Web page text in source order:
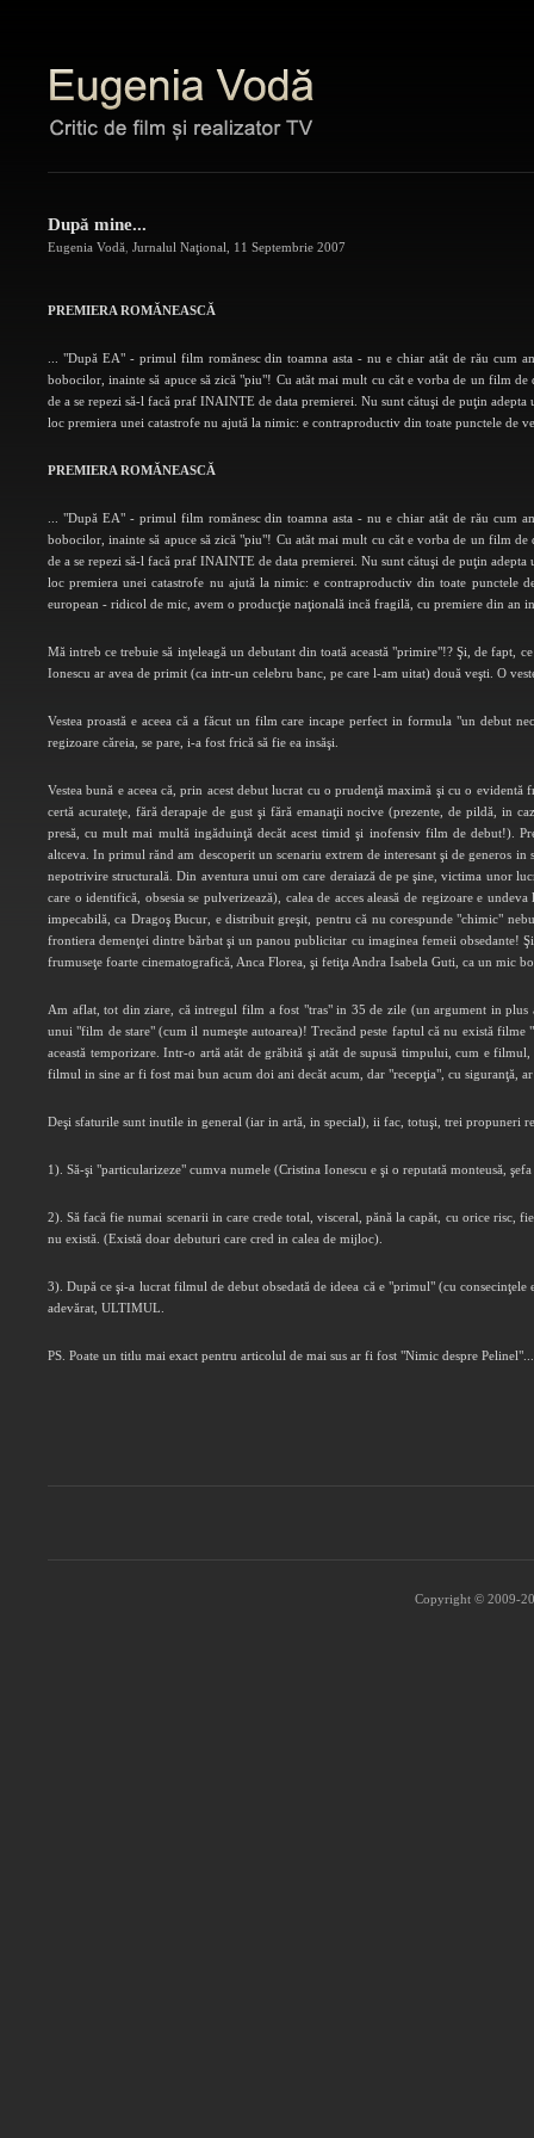
După mine...
Eugenia Vodă Jurnalul Naţional 11 Septembrie 2007
PREMIERA ROMĂNEASCĂ
... "După EA" - primul film romănesc din toamna asta - nu e chiar atăt de rău cum
bobocilor, inainte să apuce să zică "piu"! Cu atăt mai mult cu căt e vorba de un film
de a se repezi să-l facă praf INAINTE de data premierei. Nu sunt cătuşi de puţin
loc premiera unei catastrofe nu ajută la nimic: e contraproductiv din toate punctele de
PREMIERA ROMĂNEASCĂ
... "După EA" - primul film romănesc din toamna asta - nu e chiar atăt de rău cum
bobocilor, inainte să apuce să zică "piu"! Cu atăt mai mult cu căt e vorba de un film
de a se repezi să-l facă praf INAINTE de data premierei. Nu sunt cătuşi de puţin
loc premiera unei catastrofe nu ajută la nimic: e contraproductiv din toate punctele
european - ridicol de mic, avem o producţie naţională incă fragilă, cu premiere din an
Mă intreb ce trebuie să inţeleagă un debutant din toată această "primire"!? Şi, de
Ionescu ar avea de primit (ca intr-un celebru banc, pe care l-am uitat) două veşti. O
Vestea proastă e aceea că a făcut un film care incape perfect in formula "un debut
regizoare căreia, se pare, i-a fost frică să fie ea insăşi.
Vestea bună e aceea că, prin acest debut lucrat cu o prudenţă maximă şi cu o
certă acurateţe, fără derapaje de gust şi fără emanaţii nocive (prezente, de pildă, in
presă, cu mult mai multă ingăduinţă decăt acest timid şi inofensiv film de debut!).
altceva. In primul rănd am descoperit un scenariu extrem de interesant şi de generos
nepotrivire structurală. Din aventura unui om care deraiază de pe şine, victima unor
care o identifică, obsesia se pulverizează), calea de acces aleasă de regizoare e
impecabilă, ca Dragoş Bucur, e distribuit greşit, pentru că nu corespunde "chimic"
frontiera demenţei dintre bărbat şi un panou publicitar cu imaginea femeii obsedante!
frumuseţe foarte cinematografică, Anca Florea, şi fetiţa Andra Isabela Guti, ca un mic
Am aflat, tot din ziare, că intregul film a fost "tras" in 35 de zile (un argument in
unui "film de stare" (cum il numeşte autoarea)! Trecănd peste faptul că nu există
această temporizare. Intr-o artă atăt de grăbită şi atăt de supusă timpului, cum e
filmul in sine ar fi fost mai bun acum doi ani decăt acum, dar "recepţia", cu siguranţă,
Deşi sfaturile sunt inutile in general (iar in artă, in special), ii fac, totuşi, trei propuneri
1). Să-şi "particularizeze" cumva numele (Cristina Ionescu e şi o reputată monteusă,
2). Să facă fie numai scenarii in care crede total, visceral, pănă la capăt, cu orice risc,
nu există. (Există doar debuturi care cred in calea de mijloc).
3). După ce şi-a lucrat filmul de debut obsedată de ideea că e "primul" (cu
adevărat, ULTIMUL.
PS. Poate un titlu mai exact pentru articolul de mai sus ar fi fost "Nimic despre Pelinel"...
Copyright © 2009-